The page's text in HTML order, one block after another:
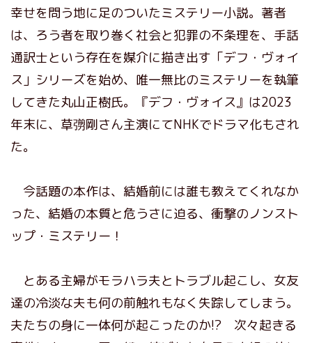
幸せを問う地に足のついたミステリー小説。著者
は、ろう者を取り巻く社会と犯罪の不条理を、手話
通訳士という存在を媒介に描き出す「デフ・ヴォイ
ス」シリーズを始め、唯一無比のミステリーを執筆
してきた丸山正樹氏。『デフ・ヴォイス』は2023
年末に、草彅剛さん主演にてNHKでドラマ化もされ
た。
今話題の本作は、結婚前には誰も教えてくれなか
った、結婚の本質と危うさに迫る、衝撃のノンスト
ップ・ミステリー！
とある主婦がモラハラ夫とトラブル起こし、女友
達の冷淡な夫も何の前触れもなく失踪してしまう。
夫たちの身に一体何が起こったのか!? 次々起きる